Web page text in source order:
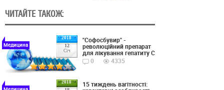
ЧИТАЙТЕ ТАКОЖ:
2018
12
Січ
Медицина
"Софосбувир" -
революційний препарат
для лікування гепатиту С
0
4335
2018
15 тиждень вагітності: